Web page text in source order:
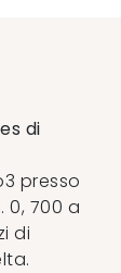
di
presso
0, 700 a
di